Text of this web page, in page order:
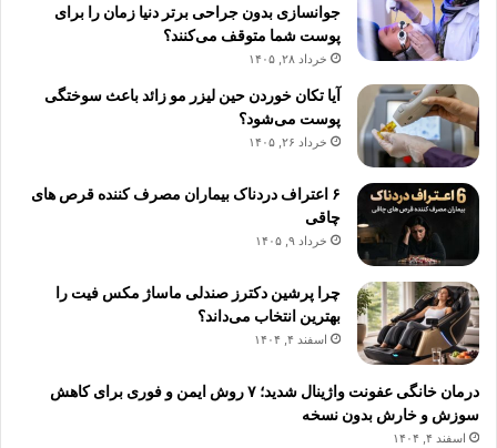
جوانسازی بدون جراحی برتر دنیا زمان را برای
پوست شما متوقف می‌کنند؟
خرداد ۲۸, ۱۴۰۵
آیا تکان خوردن حین لیزر مو زائد باعث سوختگی
پوست می‌شود؟
خرداد ۲۶, ۱۴۰۵
۶ اعتراف دردناک بیماران مصرف کننده قرص های
چاقی
خرداد ۹, ۱۴۰۵
چرا پرشین دکترز صندلی ماساژ مکس فیت را
بهترین انتخاب می‌داند؟
اسفند ۴, ۱۴۰۴
درمان خانگی عفونت واژینال شدید؛ ۷ روش ایمن و فوری برای کاهش
سوزش و خارش بدون نسخه
اسفند ۴, ۱۴۰۴